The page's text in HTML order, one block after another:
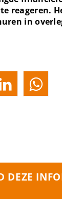
reageren.
in
DEZE